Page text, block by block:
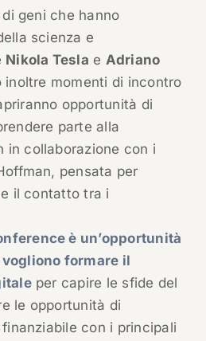
geni che hanno
scienza e
Nikola Tesla e Adriano
inoltre momenti di incontro
opportunità di
parte alla
in collaborazione con i
pensata per
il contatto tra i
è un’opportunità
formare il
per capire le sfide del
le opportunità di
con i principali